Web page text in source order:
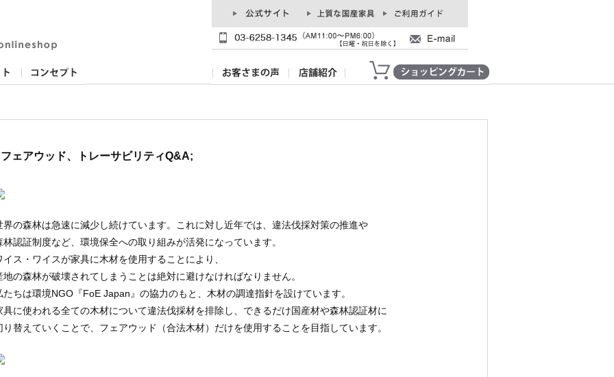
フェアウッド、トレーサビリティQ&A;
界の森林は急速に減少し続けています。これに対し近年では、違法伐採対策の推進や
林認証制度など、環境保全への取り組みが活発になっています。
イス・ワイスが家具に木材を使用することにより、
地の森林が破壊されてしまうことは絶対に避けなければなりません。
たちは環境NGO『FoE Japan』の協力のもと、木材の調達指針を設けています。
具に使われる全ての木材について違法伐採材を排除し、できるだけ国産材や森林認証材に
り替えていくことで、フェアウッド（合法木材）だけを使用することを目指しています。